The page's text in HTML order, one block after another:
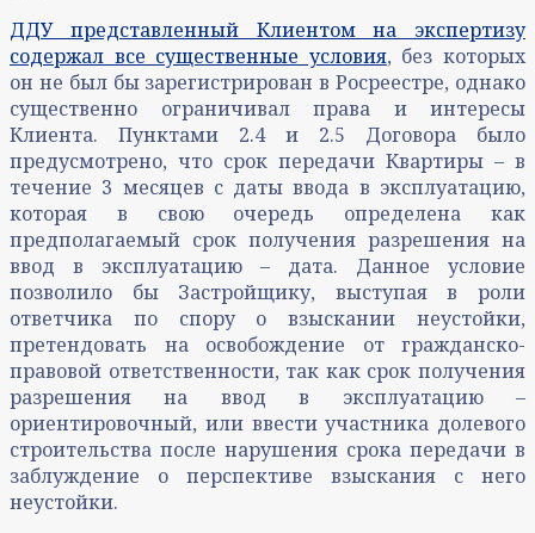
ДДУ представленный Клиентом на экспертизу
содержал все существенные условия, без которых
он не был бы зарегистрирован в Росреестре, однако
существенно ограничивал права и интересы
Клиента. Пунктами 2.4 и 2.5 Договора было
предусмотрено, что срок передачи Квартиры – в
течение 3 месяцев с даты ввода в эксплуатацию,
которая в свою очередь определена как
предполагаемый срок получения разрешения на
ввод в эксплуатацию – дата. Данное условие
позволило бы Застройщику, выступая в роли
ответчика по спору о взыскании неустойки,
претендовать на освобождение от гражданско-
правовой ответственности, так как срок получения
разрешения на ввод в эксплуатацию –
ориентировочный, или ввести участника долевого
строительства после нарушения срока передачи в
заблуждение о перспективе взыскания с него
неустойки.